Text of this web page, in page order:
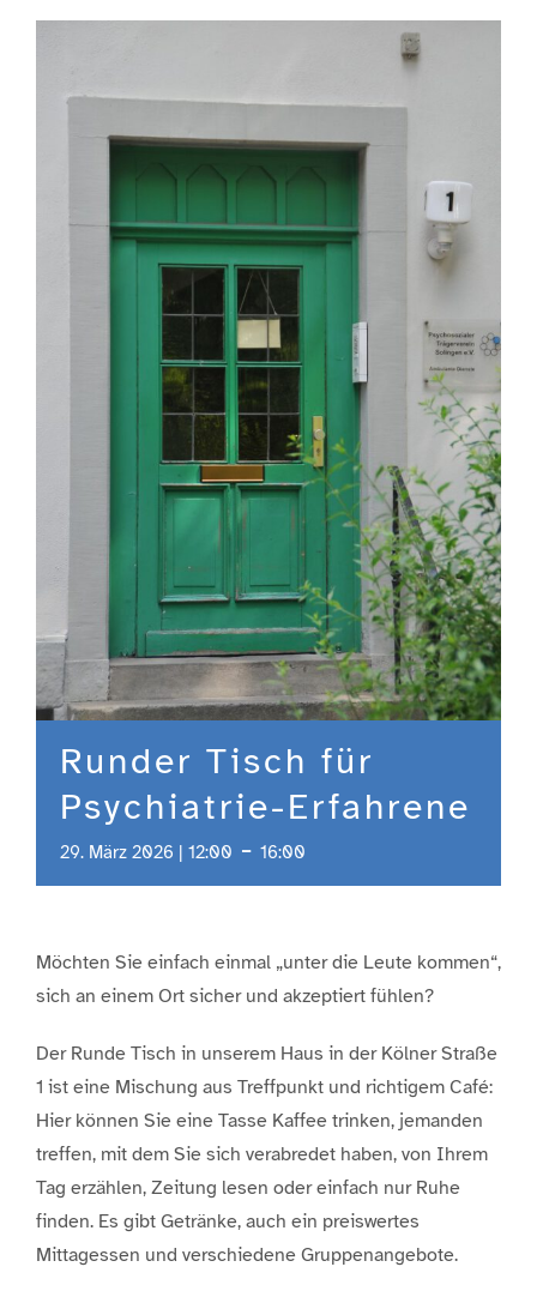
Runder Tisch für
Psychiatrie-Erfahrene
29. März 2026 | 12:00 - 16:00
Möchten Sie einfach einmal „unter die Leute kommen“,
sich an einem Ort sicher und akzeptiert fühlen?
Der Runde Tisch in unserem Haus in der Kölner Straße
1 ist eine Mischung aus Treffpunkt und richtigem Café:
Hier können Sie eine Tasse Kaffee trinken, jemanden
treffen, mit dem Sie sich verabredet haben, von Ihrem
Tag erzählen, Zeitung lesen oder einfach nur Ruhe
finden. Es gibt Getränke, auch ein preiswertes
Mittagessen und verschiedene Gruppenangebote.